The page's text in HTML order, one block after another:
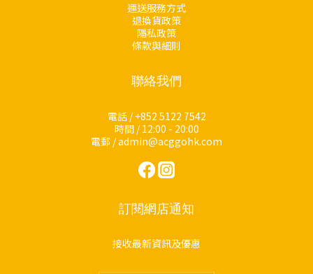
運送服務方式
退換貨政策
隱私政策
條款與細則
聯絡我們
電話 / +852 5122 7542
時間 / 12:00 - 20:00
電郵 / admin@acggohk.com
訂閱網店通知
接收最新資訊及優惠